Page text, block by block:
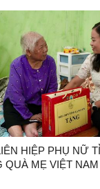
HIỆP PHỤ NỮ
QUÀ MẸ VIỆT